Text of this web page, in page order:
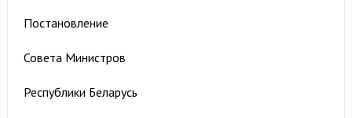
Постановление
Совета Министров
Республики Беларусь